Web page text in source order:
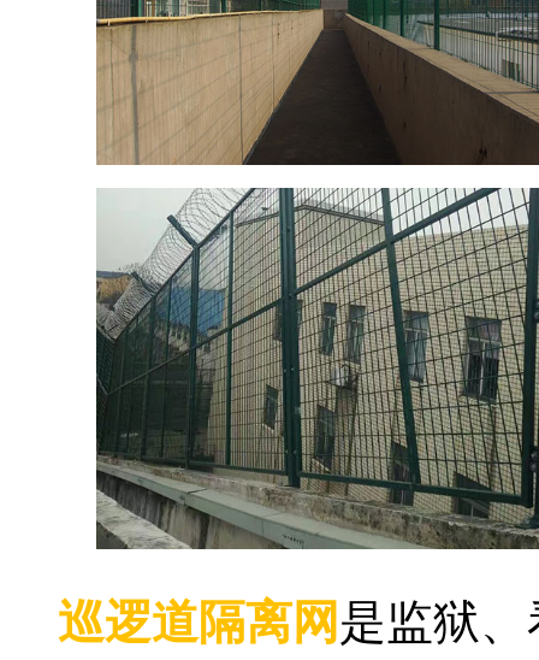
巡逻道隔离网 是监狱